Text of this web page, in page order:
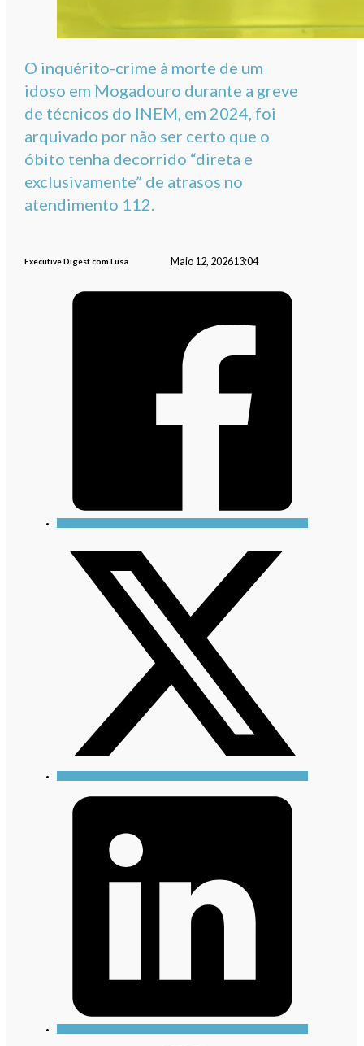
O inquérito-crime à morte de um
idoso em Mogadouro durante a greve
de técnicos do INEM, em 2024, foi
arquivado por não ser certo que o
óbito tenha decorrido “direta e
exclusivamente” de atrasos no
atendimento 112.
Executive Digest com Lusa Maio 12, 202613:04